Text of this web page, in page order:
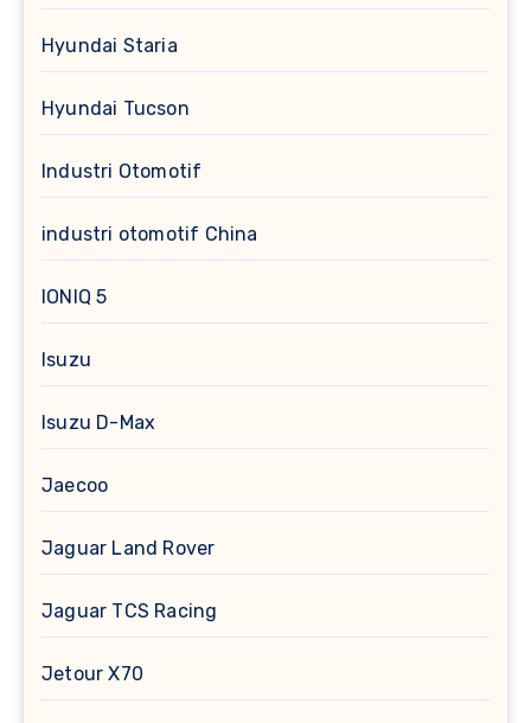
Hyundai Staria
Hyundai Tucson
Industri Otomotif
industri otomotif China
IONIQ 5
Isuzu
Isuzu D-Max
Jaecoo
Jaguar Land Rover
Jaguar TCS Racing
Jetour X70